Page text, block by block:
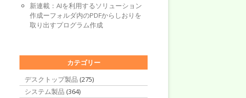
新連載：AIを利用するソリューション
作成ーフォルダ内のPDFからしおりを
取り出すプログラム作成
カテゴリー
デスクトップ製品 (275)
システム製品 (364)